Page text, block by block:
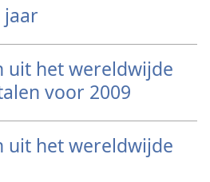
uit het wereldwijde
voor 2009
uit het wereldwijde